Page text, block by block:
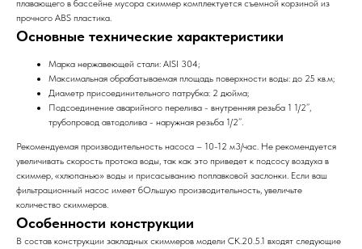
плавающего в бассейне мусора скиммер комплектуется съемной корзиной из
прочного ABS пластика.
Основные технические характеристики
Марка нержавеющей стали: AISI 304;
Максимальная обрабатываемая площадь поверхности воды: до 25 кв.м;
Диаметр присоединительного патрубка: 2 дюйма;
Подсоединение аварийного перелива - внутренняя резьба 1 1/2’’,
трубопровод автодолива - наружная резьба 1/2’’.
Рекомендуемая производительность насоса – 10-12 м3/час. Не рекомендуется
увеличивать скорость протока воды, так как это приведет к подсосу воздуха в
скиммер, «хлюпанью» воды и присасыванию поплавковой заслонки. Если ваш
фильтрационный насос имеет бОльшую производительность, увеличьте
количество скиммеров.
Особенности конструкции
В состав конструкции закладных скиммеров модели СК.20.5.1 входят следующие